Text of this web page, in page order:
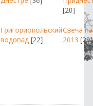
[20]
Григориопольский
водопад [22]
Свеча
2013 [29]